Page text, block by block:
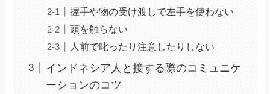
握手や物の受け渡しで左手を使わない
頭を触らない
人前で叱ったり注意したりしない
インドネシア人と接する際のコミュニケ
ーションのコツ